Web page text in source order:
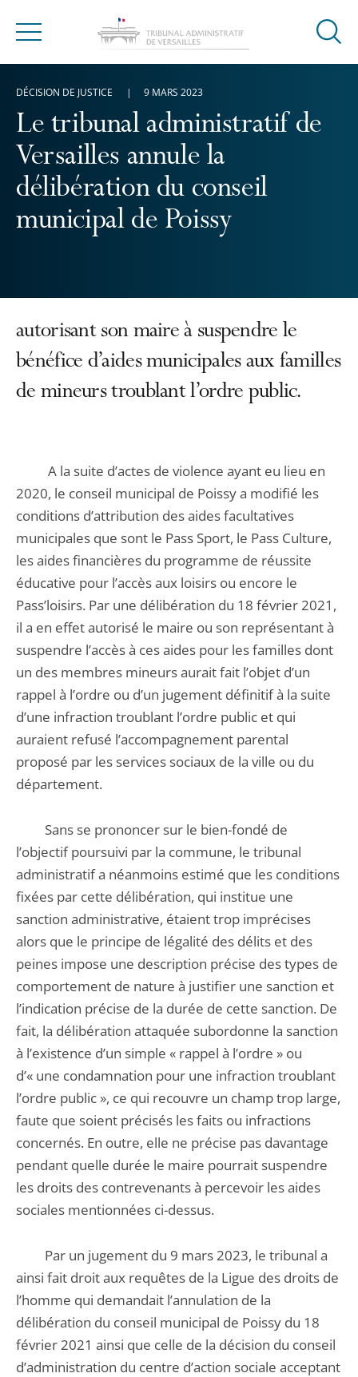
Menu
Ouvrir
Le tribunal administratif de
Versailles annule la
délibération du conseil
municipal de Poissy
DÉCISION DE JUSTICE 9 MARS 2023
autorisant son maire à suspendre le
bénéfice d’aides municipales aux familles
de mineurs troublant l’ordre public.
A la suite d’actes de violence ayant eu lieu en
2020, le conseil municipal de Poissy a modifié les
conditions d’attribution des aides facultatives
municipales que sont le Pass Sport, le Pass Culture,
les aides financières du programme de réussite
éducative pour l’accès aux loisirs ou encore le
Pass’loisirs. Par une délibération du 18 février 2021,
il a en effet autorisé le maire ou son représentant à
suspendre l’accès à ces aides pour les familles dont
un des membres mineurs aurait fait l’objet d’un
rappel à l’ordre ou d’un jugement définitif à la suite
d’une infraction troublant l’ordre public et qui
auraient refusé l’accompagnement parental
proposé par les services sociaux de la ville ou du
département.
Sans se prononcer sur le bien-fondé de
l’objectif poursuivi par la commune, le tribunal
administratif a néanmoins estimé que les conditions
fixées par cette délibération, qui institue une
sanction administrative, étaient trop imprécises
alors que le principe de légalité des délits et des
peines impose une description précise des types de
comportement de nature à justifier une sanction et
l’indication précise de la durée de cette sanction. De
fait, la délibération attaquée subordonne la sanction
à l’existence d’un simple « rappel à l’ordre » ou
d’« une condamnation pour une infraction troublant
l’ordre public », ce qui recouvre un champ trop large,
faute que soient précisés les faits ou infractions
concernés. En outre, elle ne précise pas davantage
pendant quelle durée le maire pourrait suspendre
les droits des contrevenants à percevoir les aides
sociales mentionnées ci-dessus.
Par un jugement du 9 mars 2023, le tribunal a
ainsi fait droit aux requêtes de la Ligue des droits de
l’homme qui demandait l’annulation de la
délibération du conseil municipal de Poissy du 18
février 2021 ainsi que celle de la décision du conseil
d’administration du centre d’action sociale acceptant